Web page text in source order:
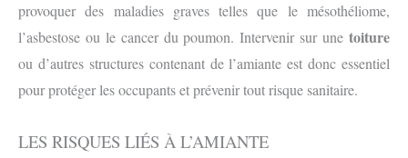
provoquer des maladies graves telles que le mésothéliome,
l’asbestose ou le cancer du poumon. Intervenir sur une toiture
ou d’autres structures contenant de l’amiante est donc essentiel
pour protéger les occupants et prévenir tout risque sanitaire.
LES RISQUES LIÉS À L’AMIANTE